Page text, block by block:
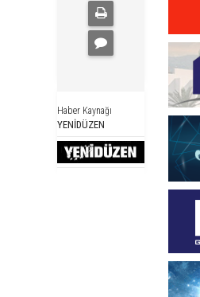
Haber Kaynağı
YENİDÜZEN